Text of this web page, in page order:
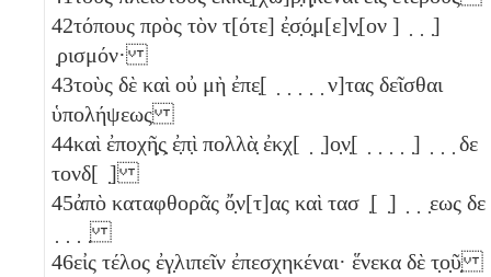
42τόπους πρὸς τὸν τ[ότε] ἐ̣σ̣ό̣μ[ε]ν̣[ον ] ̣ ̣ ̣]
̣ρισμόν·
43τοὺς δὲ καὶ οὐ μὴ ἐπε̣[ ̣ ̣ ̣ ̣ ̣ ν]τας δεῖσθαι
ὑπολήψεως
44καὶ ἐποχῆ̣ς̣ ἐ̣π̣ὶ πολλὰ̣ ἐκχ[ ̣ ̣]ο̣ν̣[ ̣ ̣ ̣ ̣ ̣] ̣ ̣ ̣ δε
τονδ[ ̣]
45ἀπὸ καταφθορᾶς ὄ̣ν[τ]ας καὶ τασ ̣[ ̣] ̣ ̣ ̣εως δε
̣ ̣ ̣ ̣
46εἰς τέλος ἐγ̣λιπεῖν ἐπεσχηκέναι· ἕνεκα δὲ τ̣ο̣ῦ̣